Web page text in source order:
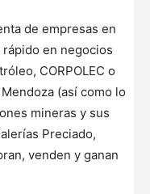
de empresas en
en negocios
CORPOLEC o
(así como lo
mineras y sus
Preciado,
venden y ganan